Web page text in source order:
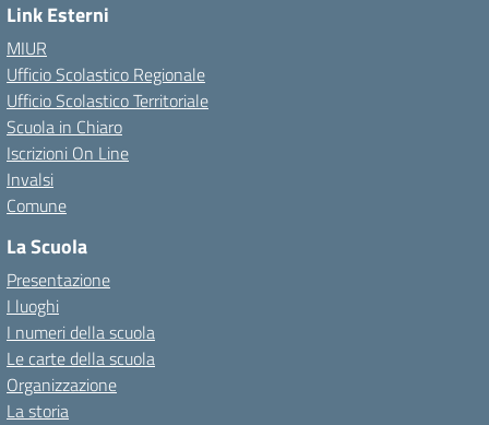
Link Esterni
MIUR
Ufficio Scolastico Regionale
Ufficio Scolastico Territoriale
Scuola in Chiaro
Iscrizioni On Line
Invalsi
Comune
La Scuola
Presentazione
I luoghi
I numeri della scuola
Le carte della scuola
Organizzazione
La storia